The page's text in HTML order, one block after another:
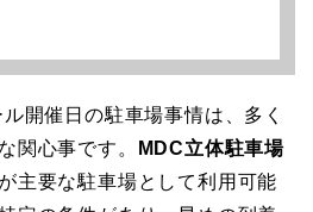
開催日の駐車場事情は、多く
関心事です。
MDC立体駐車場
が主要な駐車場として利用可能